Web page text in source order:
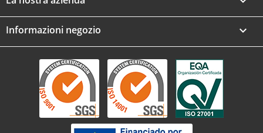
Informazioni negozio keyboard_arrow_down